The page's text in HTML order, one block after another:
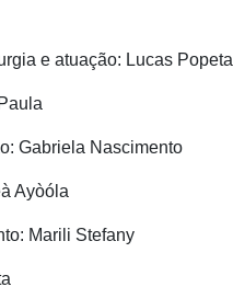
e atuação: Lucas Popeta
Gabriela Nascimento
Ayòóla
Marili Stefany